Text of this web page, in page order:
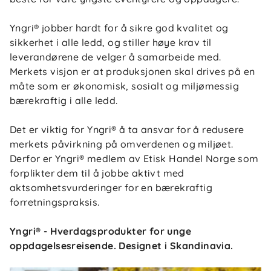
Yngri® jobber hardt for å sikre god kvalitet og
sikkerhet i alle ledd, og stiller høye krav til
leverandørene de velger å samarbeide med.
Merkets visjon er at produksjonen skal drives på en
måte som er økonomisk, sosialt og miljømessig
bærekraftig i alle ledd.
Det er viktig for Yngri® å ta ansvar for å redusere
merkets påvirkning på omverdenen og miljøet.
Derfor er Yngri® medlem av Etisk Handel Norge som
forplikter dem til å jobbe aktivt med
aktsomhetsvurderinger for en bærekraftig
forretningspraksis.
Yngri® - Hverdagsprodukter for unge
oppdagelsesreisende. Designet i Skandinavia.